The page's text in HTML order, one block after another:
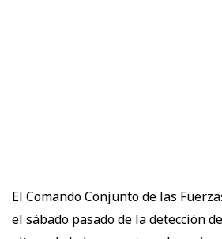
El Comando Conjunto de las
el sábado pasado de la detección